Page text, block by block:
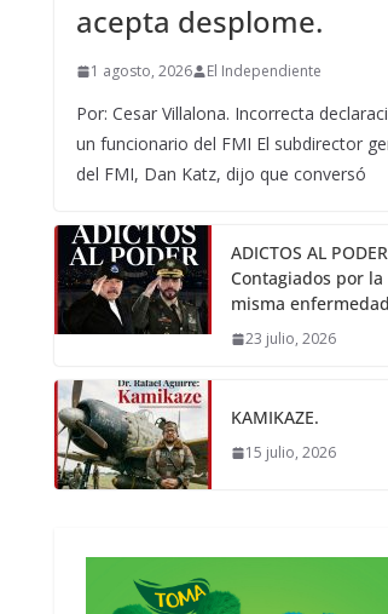
acepta desplome.
1 agosto, 2026 El Independiente
Por: Cesar Villalona. Incorrecta
un funcionario del FMI El subdirector
del FMI, Dan Katz, dijo que conversó
ADICTOS AL
Contagiados por la
misma
23 julio, 2026
KAMIKAZE.
15 julio, 2026